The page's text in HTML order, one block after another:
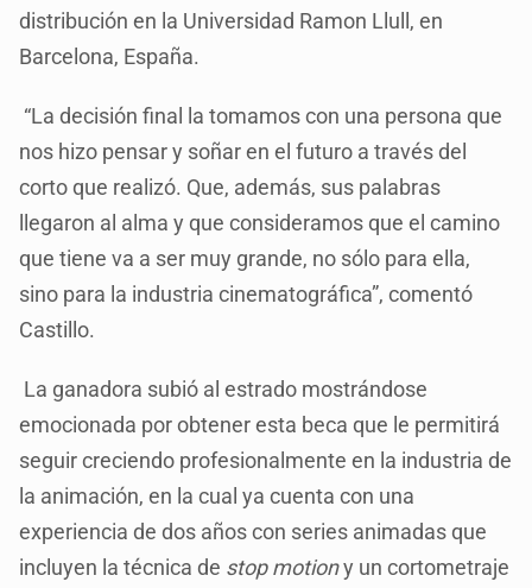
distribución en la Universidad Ramon Llull, en
Barcelona, España.
“La decisión final la tomamos con una persona que
nos hizo pensar y soñar en el futuro a través del
corto que realizó. Que, además, sus palabras
llegaron al alma y que consideramos que el camino
que tiene va a ser muy grande, no sólo para ella,
sino para la industria cinematográfica”, comentó
Castillo.
La ganadora subió al estrado mostrándose
emocionada por obtener esta beca que le permitirá
seguir creciendo profesionalmente en la industria de
la animación, en la cual ya cuenta con una
experiencia de dos años con series animadas que
incluyen la técnica de stop motiony un cortometraje